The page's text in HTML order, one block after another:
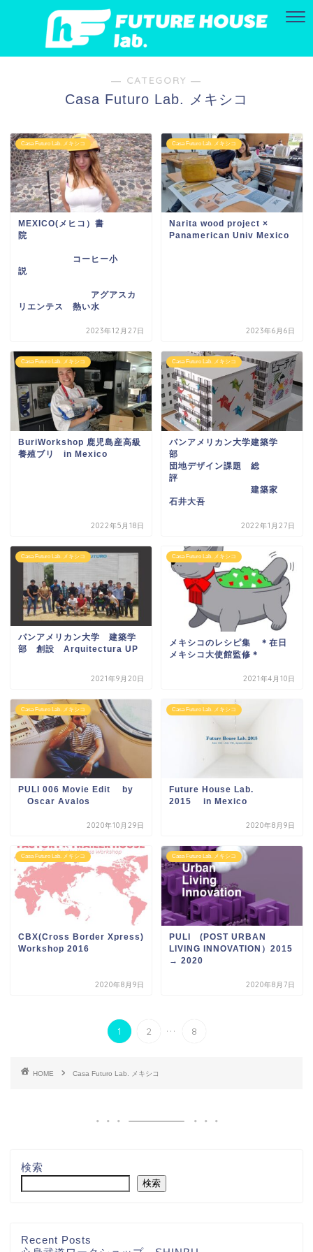
― CATEGORY ―
Casa Futuro Lab. メキシコ
Casa Futuro Lab. メキシコ
MEXICO(メヒコ）書
院
コーヒー小
説
アグアスカ
リエンテス 熱い水
2023年12月27日
Casa Futuro Lab. メキシコ
Narita wood project ×
Panamerican Univ Mexico
2023年6月6日
Casa Futuro Lab. メキシコ
BuriWorkshop 鹿児島産高級
養殖ブリ in Mexico
2022年5月18日
Casa Futuro Lab. メキシコ
パンアメリカン大学建築学
部
団地デザイン課題 総
評
建築家
石井大吾
2022年1月27日
Casa Futuro Lab. メキシコ
パンアメリカン大学 建築学
部 創設 Arquitectura UP
2021年9月20日
Casa Futuro Lab. メキシコ
メキシコのレシピ集 ＊在日
メキシコ大使館監修＊
2021年4月10日
Casa Futuro Lab. メキシコ
PULI 006 Movie Edit by
Oscar Avalos
2020年10月29日
Casa Futuro Lab. メキシコ
Future House Lab.
2015 in Mexico
2020年8月9日
Casa Futuro Lab. メキシコ
CBX(Cross Border Xpress)
Workshop 2016
2020年8月9日
Casa Futuro Lab. メキシコ
PULI (POST URBAN
LIVING INNOVATION）2015
→ 2020
2020年8月7日
1 2 ... 8
HOME Casa Futuro Lab. メキシコ
検索
検索
Recent Posts